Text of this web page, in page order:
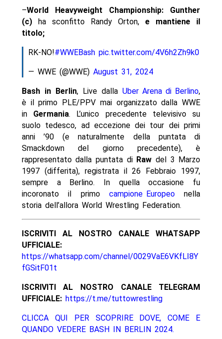
–World Heavyweight Championship: Gunther
(c)ha sconfitto Randy Orton, e mantiene il
titolo;
RK-NO!#WWEBash pic.twitter.com/4V6h2Zh9k0
— WWE (@WWE) August 31, 2024
Bash in Berlin, Live dallaUber Arena di Berlino,
è il primo PLE/PPV mai organizzato dalla WWE
in Germania. L’unico precedente televisivo su
suolo tedesco, ad eccezione dei tour dei primi
anni ’90 (e naturalmente della puntata di
Smackdown del giorno precedente), è
rappresentato dalla puntata di Raw del 3 Marzo
1997 (differita), registrata il 26 Febbraio 1997,
sempre a Berlino. In quella occasione fu
incoronato il primo campione Europeonella
storia dell’allora World Wrestling Federation.
ISCRIVITI AL NOSTRO CANALE WHATSAPP
UFFICIALE:
https://whatsapp.com/channel/0029VaE6VKfLI8Y
fGSitF01t
ISCRIVITI AL NOSTRO CANALE TELEGRAM
UFFICIALE: https://t.me/tuttowrestling
CLICCA QUI PER SCOPRIRE DOVE, COME E
QUANDO VEDERE BASH IN BERLIN 2024.